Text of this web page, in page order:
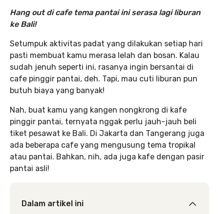
Hang out di cafe tema pantai ini serasa lagi liburan
ke Bali!
Setumpuk aktivitas padat yang dilakukan setiap hari
pasti membuat kamu merasa lelah dan bosan. Kalau
sudah jenuh seperti ini, rasanya ingin bersantai di
cafe pinggir pantai, deh. Tapi, mau cuti liburan pun
butuh biaya yang banyak!
Nah, buat kamu yang kangen nongkrong di kafe
pinggir pantai, ternyata nggak perlu jauh-jauh beli
tiket pesawat ke Bali. Di Jakarta dan Tangerang juga
ada beberapa cafe yang mengusung tema tropikal
atau pantai. Bahkan, nih, ada juga kafe dengan pasir
pantai asli!
Dalam artikel ini